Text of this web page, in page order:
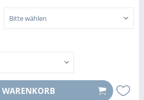
WARENKORB